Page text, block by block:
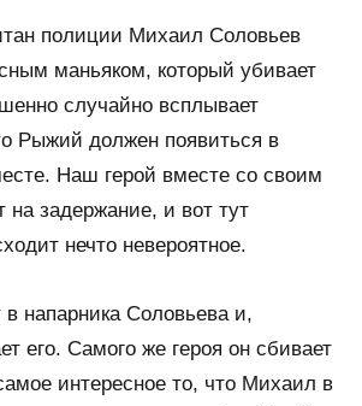
полиции Михаил Соловьев
маньяком, который убивает
случайно всплывает
Рыжий должен появиться в
Наш герой вместе со своим
на задержание, и вот тут
нечто невероятное.
напарника Соловьева и,
его. Самого же героя он сбивает
интересное то, что Михаил в